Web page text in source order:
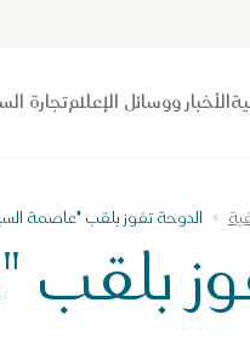
الأخبار ووسائل الإعلامتجارة
الدوحة تفوز بلقب "عاصمة السياحة العربية" لعام 2023 من
بلقب